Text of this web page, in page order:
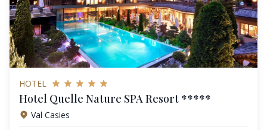
HOTEL
Hotel Quelle Nature SPA Resort *****
Val Casies